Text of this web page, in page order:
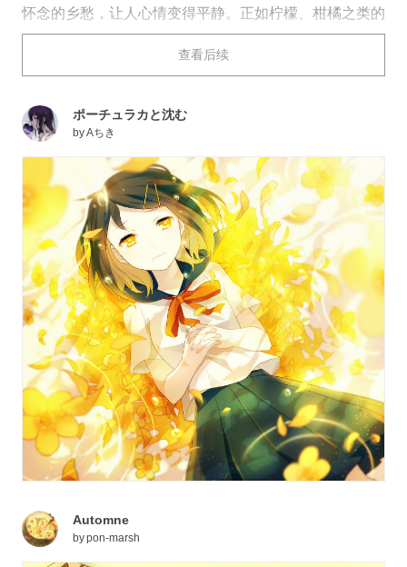
怀念的乡愁，让人心情变得平静。正如柠檬、柑橘之类的
水果所给人的印象，象征着维他命的黄色很明亮，是个非
常朝气蓬勃的颜色。这个颜色最适合笑容绽放和亮色系的
插画了呢。
看看吧。
查看后续
ポーチュラカと沈む
byAちき
Automne
bypon-marsh